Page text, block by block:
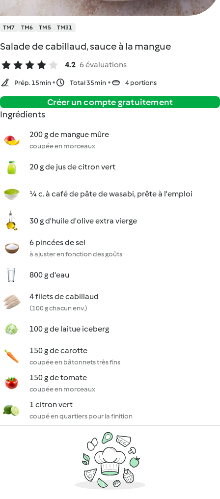
TM7 TM6 TM5 TM31
Salade de cabillaud, sauce à la mangue
4.2 6 évaluations
Prép. 15min Total 35min 4 portions
Créer un compte gratuitement
Ingrédients
200 g de mangue mûre
coupée en morceaux
20 g de jus de citron vert
¼ c. à café de pâte de wasabi, prête à l'emploi
30 g d'huile d'olive extra vierge
6 pincées de sel
à ajuster en fonction des goûts
800 g d'eau
4 filets de cabillaud
(100 g chacun env.)
100 g de laitue iceberg
150 g de carotte
coupée en bâtonnets très fins
150 g de tomate
coupée en morceaux
1 citron vert
coupé en quartiers pour la finition